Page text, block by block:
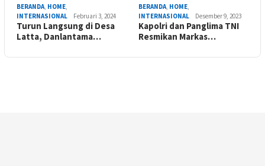
BERANDA, HOME,
INTERNASIONAL
Februari 3, 2024
Turun Langsung di Desa
Latta, Danlantama…
BERANDA, HOME,
INTERNASIONAL
Desember 9, 2023
Kapolri dan Panglima TNI
Resmikan Markas…